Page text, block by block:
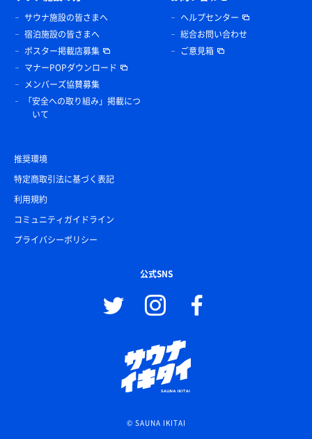
サウナ施設の皆さまへ
宿泊施設の皆さまへ
ポスター掲載店募集
マナーPOPダウンロード
メンバーズ協賛募集
「安全への取り組み」掲載につ
いて
ヘルプセンター
総合お問い合わせ
ご意見箱
推奨環境
特定商取引法に基づく表記
利用規約
コミュニティガイドライン
プライバシーポリシー
公式SNS
© SAUNA IKITAI